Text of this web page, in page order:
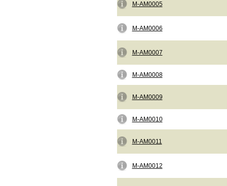
M-AM0005
M-AM0006
M-AM0007
M-AM0008
M-AM0009
M-AM0010
M-AM0011
M-AM0012